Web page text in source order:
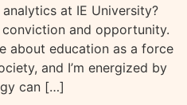
at IE University?
and opportunity.
about education as a force
and I’m energized by
can […]